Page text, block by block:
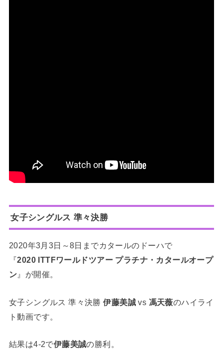
女子シングルス 準々決勝
2020年3月3日～8日までカタールのドーハで
『2020 ITTFワールドツアー プラチナ・カタールオープ
ン 』が開催。
女子シングルス 準々決勝伊藤美誠vs 馮天薇のハイライ
ト動画です。
結果は4-2で伊藤美誠の勝利。